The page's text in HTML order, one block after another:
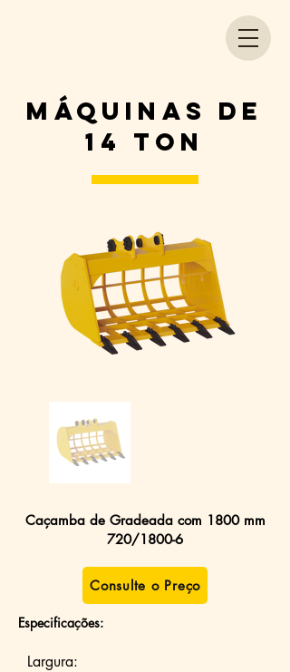
máquinas de
14 Ton
Caçamba de Gradeada com 1800 mm
720/1800-6
Consulte o Preço
Especificações:
Largura: